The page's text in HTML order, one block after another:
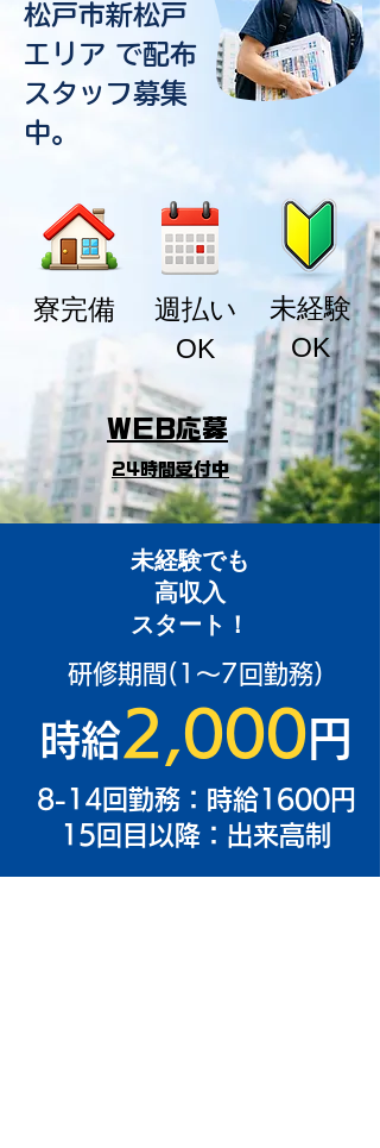
松戸市新松戸
エリア で配布
スタッフ募集
中。
​未経験
OK
週払い
OK
​寮完備
WEB応募
24時間受付中
未経験でも
高収入
​スタート！
​研修期間(1～7回勤務)
時給2,000 円
8-14回勤務：時給1600円
15回目以降：出来高制